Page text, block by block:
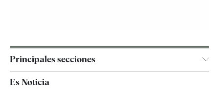
Principales secciones
España
Es Noticia